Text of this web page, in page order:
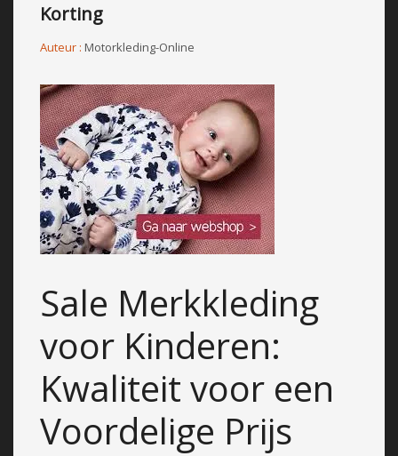
Korting
Auteur : Motorkleding-Online
Sale Merkkleding
voor Kinderen:
Kwaliteit voor een
Voordelige Prijs